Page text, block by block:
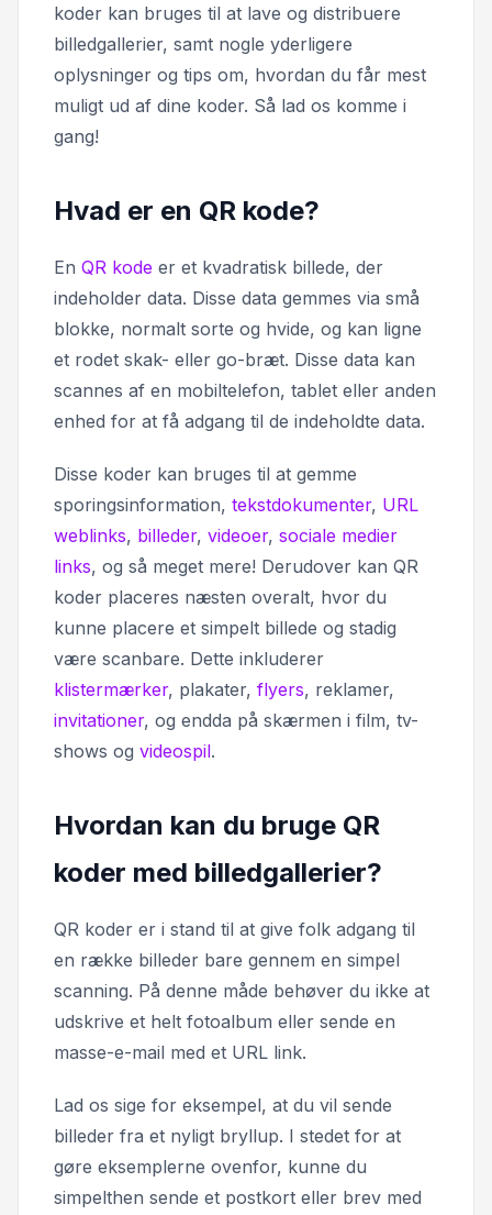
koder kan bruges til at lave og distribuere
billedgallerier, samt nogle yderligere
oplysninger og tips om, hvordan du får mest
muligt ud af dine koder. Så lad os komme i
gang!
Hvad er en QR kode?
En QR kode er et kvadratisk billede, der
indeholder data. Disse data gemmes via små
blokke, normalt sorte og hvide, og kan ligne
et rodet skak- eller go-bræt. Disse data kan
scannes af en mobiltelefon, tablet eller anden
enhed for at få adgang til de indeholdte data.
Disse koder kan bruges til at gemme
sporingsinformation, tekstdokumenter, URL
weblinks, billeder, videoer, sociale medier
links, og så meget mere! Derudover kan QR
koder placeres næsten overalt, hvor du
kunne placere et simpelt billede og stadig
være scanbare. Dette inkluderer
klistermærker, plakater, flyers, reklamer,
invitationer, og endda på skærmen i film, tv-
shows og videospil.
Hvordan kan du bruge QR
koder med billedgallerier?
QR koder er i stand til at give folk adgang til
en række billeder bare gennem en simpel
scanning. På denne måde behøver du ikke at
udskrive et helt fotoalbum eller sende en
masse-e-mail med et URL link.
Lad os sige for eksempel, at du vil sende
billeder fra et nyligt bryllup. I stedet for at
gøre eksemplerne ovenfor, kunne du
simpelthen sende et postkort eller brev med